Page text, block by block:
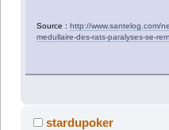
Source :http://www.santelog.com/
medullaire-des-rats-paralyses-se-
stardupoker